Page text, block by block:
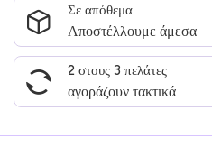
Σε απόθεμα
Αποστέλλουμε άμεσα
2 στους 3 πελάτες
αγοράζουν τακτικά